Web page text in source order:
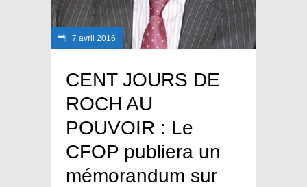
7 avril 2016
CENT JOURS DE
ROCH AU
POUVOIR : Le
CFOP publiera un
mémorandum sur